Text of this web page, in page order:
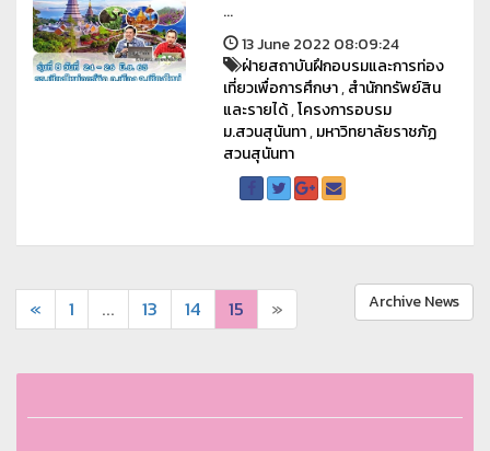
...
13 June 2022 08:09:24
ฝ่ายสถาบันฝึกอบรมและการท่อง
เที่ยวเพื่อการศึกษา,สำนักทรัพย์สิน
และรายได้,โครงการอบรม
ม.สวนสุนันทา,มหาวิทยาลัยราชภัฏ
สวนสุนันทา
« 1 ... 13 14 15 » Archive News